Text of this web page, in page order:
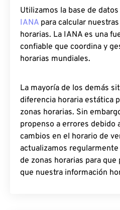
Utilizamos la base de
IANA para calcular
horarias. La IANA es una
confiable que coordina y
horarias mundiales.
La mayoría de los demás
diferencia horaria estática
zonas horarias. Sin
propenso a errores debido
cambios en el horario de
actualizamos
de zonas horarias para
que nuestra información